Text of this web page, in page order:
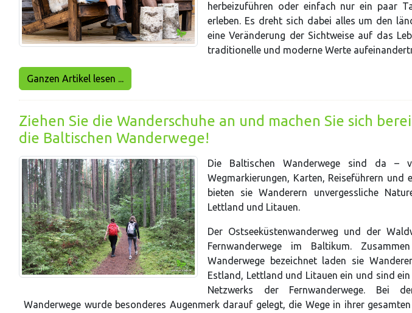
herbeizuführen oder einfach nur ein paar
erleben. Es dreht sich dabei alles um den
eine Veränderung der Sichtweise auf das
traditionelle und moderne Werte
Ganzen Artikel lesen ...
Ziehen Sie die Wanderschuhe an und machen Sie sich
die Baltischen Wanderwege!
Die Baltischen Wanderwege sind da –
Wegmarkierungen, Karten, Reiseführern und
bieten sie Wanderern unvergessliche
Lettland und Litauen.
Der Ostseeküstenwanderweg und der
Fernwanderwege im Baltikum.
Wanderwege bezeichnet laden sie
Estland, Lettland und Litauen ein und sind
Netzwerks der Fernwanderwege. Bei
Wanderwege wurde besonderes Augenmerk darauf gelegt, die Wege in ihrer